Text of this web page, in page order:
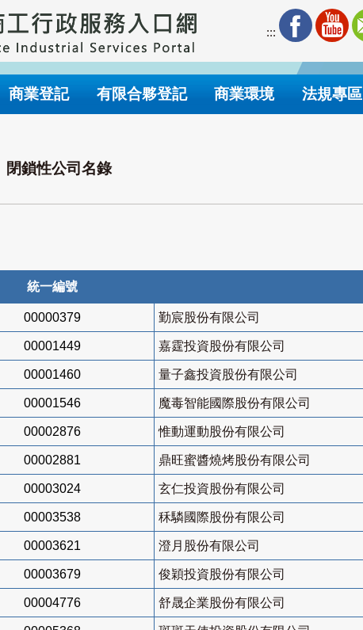
:::
商業登記 有限合夥登記 商業環境 法規專區
閉鎖性公司名錄
統一編號
00000379 勤宸股份有限公司
00001449 嘉霆投資股份有限公司
00001460 量子鑫投資股份有限公司
00001546 魔毒智能國際股份有限公司
00002876 惟動運動股份有限公司
00002881 鼎旺蜜醬燒烤股份有限公司
00003024 玄仁投資股份有限公司
00003538 秝驎國際股份有限公司
00003621 澄月股份有限公司
00003679 俊穎投資股份有限公司
00004776 舒晟企業股份有限公司